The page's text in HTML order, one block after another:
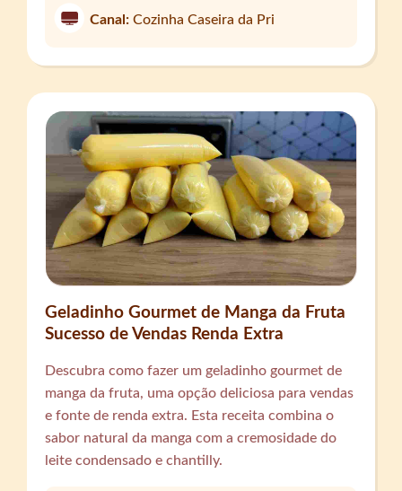
Canal: Cozinha Caseira da Pri
Geladinho Gourmet de Manga da Fruta
Sucesso de Vendas Renda Extra
Descubra como fazer um geladinho gourmet de
manga da fruta, uma opção deliciosa para vendas
e fonte de renda extra. Esta receita combina o
sabor natural da manga com a cremosidade do
leite condensado e chantilly.